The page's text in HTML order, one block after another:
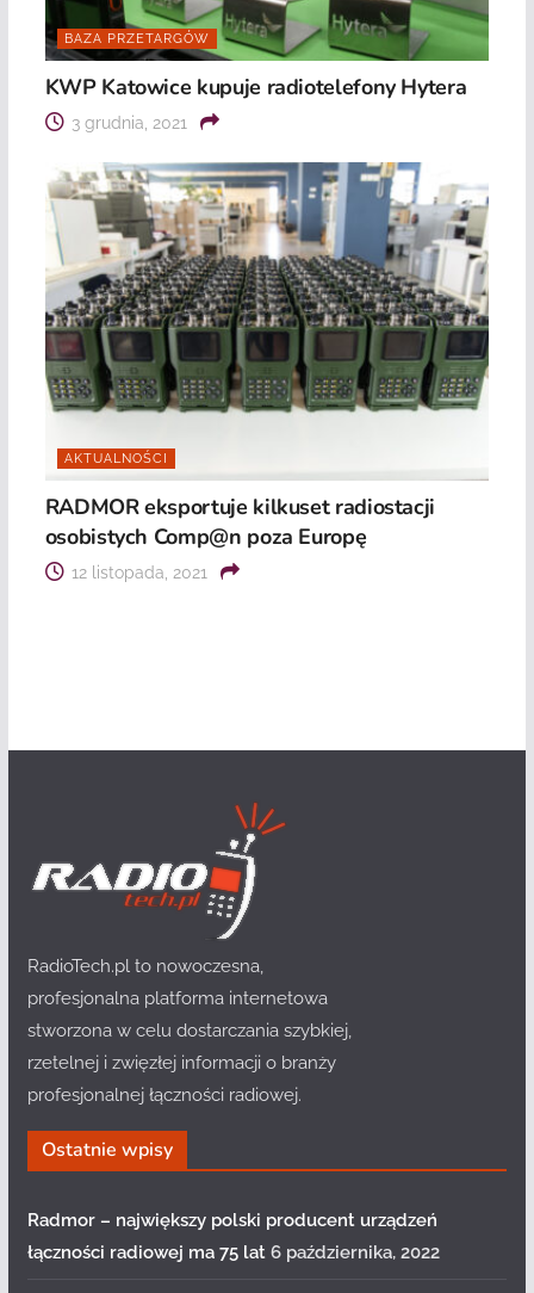
BAZA PRZETARGÓW
KWP Katowice kupuje radiotelefony Hytera
3 grudnia, 2021
AKTUALNOŚCI
RADMOR eksportuje kilkuset radiostacji
osobistych Comp@n poza Europę
12 listopada, 2021
RadioTech.pl to nowoczesna,
profesjonalna platforma internetowa
stworzona w celu dostarczania szybkiej,
rzetelnej i zwięzłej informacji o branży
profesjonalnej łączności radiowej.
Ostatnie wpisy
Radmor – największy polski producent urządzeń
łączności radiowej ma 75 lat 6 października, 2022